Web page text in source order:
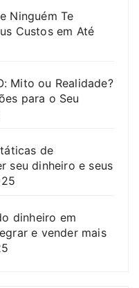
Ninguém Te
Custos em Até
Mito ou Realidade?
para o Seu
de
seu dinheiro e seus
dinheiro em
e vender mais